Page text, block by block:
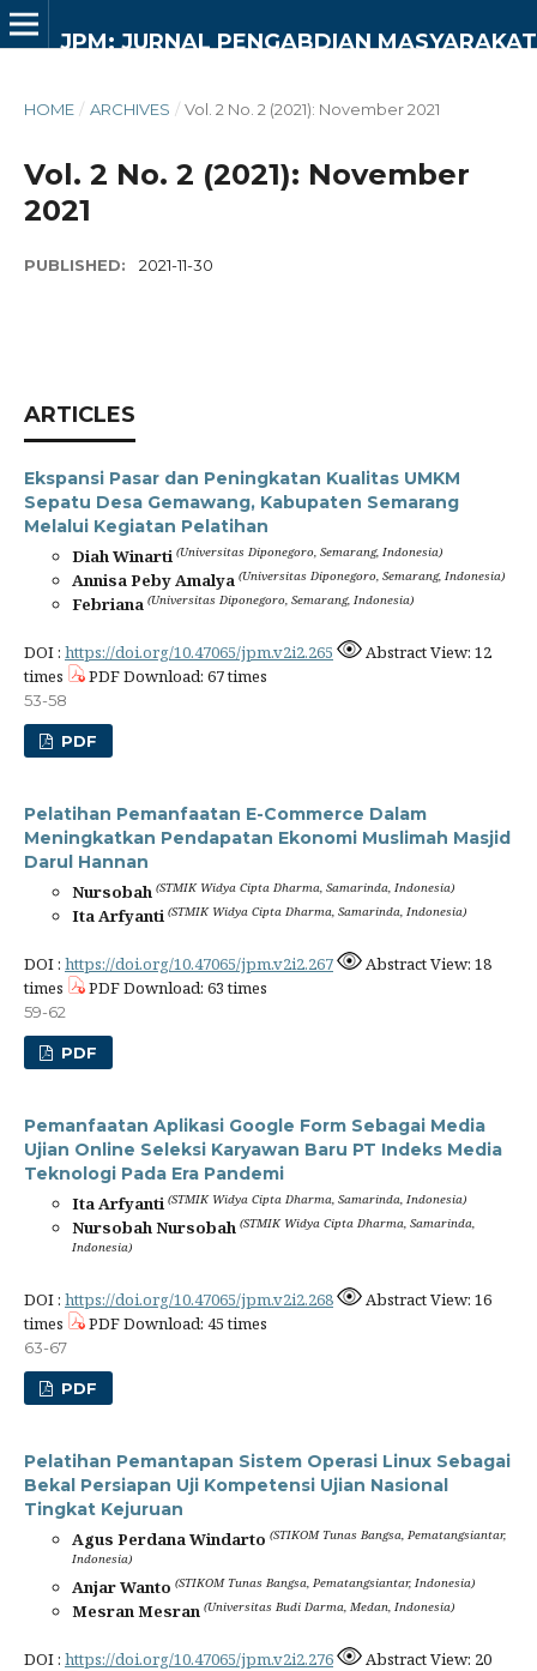
JPM: JURNAL PENGABDIAN MASYARAKAT
HOME / ARCHIVES / Vol. 2 No. 2 (2021): November 2021
Vol. 2 No. 2 (2021): November
2021
PUBLISHED: 2021-11-30
ARTICLES
Ekspansi Pasar dan Peningkatan Kualitas UMKM
Sepatu Desa Gemawang, Kabupaten Semarang
Melalui Kegiatan Pelatihan
Diah Winarti (Universitas Diponegoro, Semarang, Indonesia)
Annisa Peby Amalya (Universitas Diponegoro, Semarang, Indonesia)
Febriana (Universitas Diponegoro, Semarang, Indonesia)
DOI : https://doi.org/10.47065/jpm.v2i2.265
Abstract View: 12
times
PDF Download: 67 times
53-58
PDF
Pelatihan Pemanfaatan E-Commerce Dalam
Meningkatkan Pendapatan Ekonomi Muslimah Masjid
Darul Hannan
Nursobah (STMIK Widya Cipta Dharma, Samarinda, Indonesia)
Ita Arfyanti (STMIK Widya Cipta Dharma, Samarinda, Indonesia)
DOI : https://doi.org/10.47065/jpm.v2i2.267
Abstract View: 18
times
PDF Download: 63 times
59-62
PDF
Pemanfaatan Aplikasi Google Form Sebagai Media
Ujian Online Seleksi Karyawan Baru PT Indeks Media
Teknologi Pada Era Pandemi
Ita Arfyanti (STMIK Widya Cipta Dharma, Samarinda, Indonesia)
Nursobah Nursobah (STMIK Widya Cipta Dharma, Samarinda,
Indonesia)
DOI : https://doi.org/10.47065/jpm.v2i2.268
Abstract View: 16
times
PDF Download: 45 times
63-67
PDF
Pelatihan Pemantapan Sistem Operasi Linux Sebagai
Bekal Persiapan Uji Kompetensi Ujian Nasional
Tingkat Kejuruan
Agus Perdana Windarto (STIKOM Tunas Bangsa, Pematangsiantar,
Indonesia)
Anjar Wanto (STIKOM Tunas Bangsa, Pematangsiantar, Indonesia)
Mesran Mesran (Universitas Budi Darma, Medan, Indonesia)
DOI : https://doi.org/10.47065/jpm.v2i2.276
Abstract View: 20